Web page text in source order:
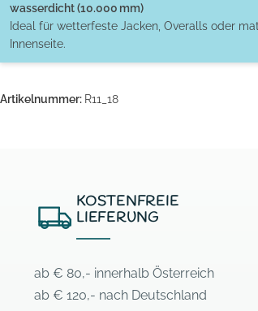
wasserdicht (10.000 mm)
Ideal für wetterfeste Jacken, Overalls oder
Innenseite.
Artikelnummer: R11_18
KOSTENFREIE
LIEFERUNG
ab € 80,- innerhalb Österreich
ab € 120,- nach Deutschland